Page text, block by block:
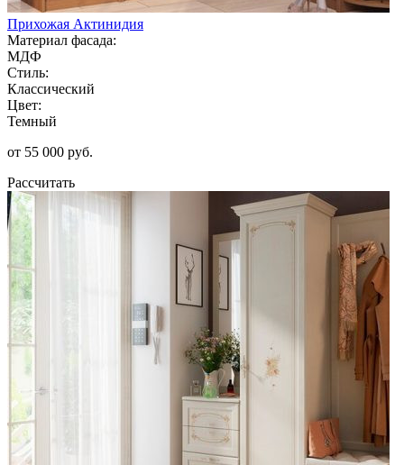
Прихожая Актинидия
Материал фасада:
МДФ
Стиль:
Классический
Цвет:
Темный
от 55 000 руб.
Рассчитать